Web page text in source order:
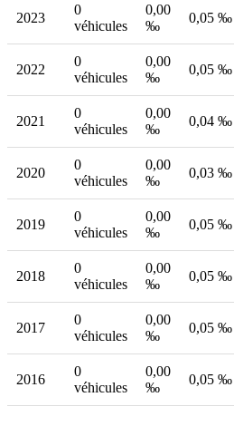
2023
0
véhicules
0,00
‰
0,05 ‰
2022
0
véhicules
0,00
‰
0,05 ‰
2021
0
véhicules
0,00
‰
0,04 ‰
2020
0
véhicules
0,00
‰
0,03 ‰
2019
0
véhicules
0,00
‰
0,05 ‰
2018
0
véhicules
0,00
‰
0,05 ‰
2017
0
véhicules
0,00
‰
0,05 ‰
2016
0
véhicules
0,00
‰
0,05 ‰